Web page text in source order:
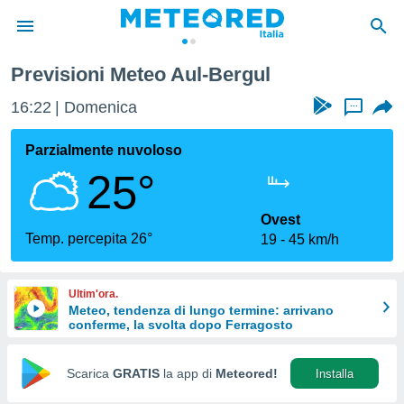
di
per
le
di
Web
Previsioni Meteo Aul-Bergul
16:22 Domenica ...
Parzialmente nuvoloso
25°
Temp. percepita 26°
Ovest
19
45 km/h
Ultim'ora.
Meteo, tendenza di lungo termine: arrivano
conferme, la svolta dopo Ferragosto
Scarica GRATIS la app di Meteored! Installa